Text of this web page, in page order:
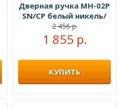
Дверная ручка MH-02P
SN/CP белый никель/
полированный хром
2 456 р.
1 855 р.
КУПИТЬ